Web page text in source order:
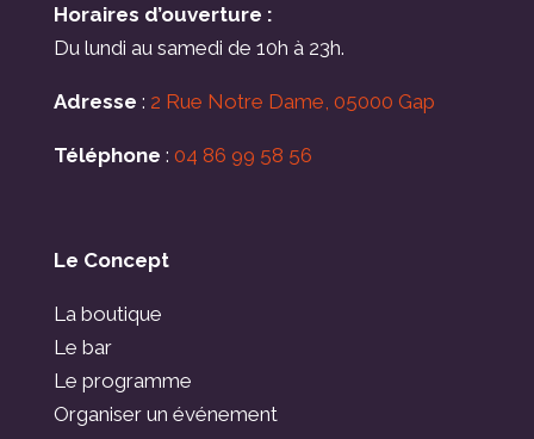
Horaires d’ouverture :
Du lundi au samedi de 10h à 23h.
Adresse : 2 Rue Notre Dame, 05000 Gap
Téléphone : 04 86 99 58 56
Le Concept
La boutique
Le bar
Le programme
Organiser un événement